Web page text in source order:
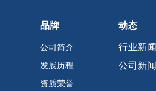
品牌
公司简介
发展历程
资质荣誉
动态
行业新闻
公司新闻